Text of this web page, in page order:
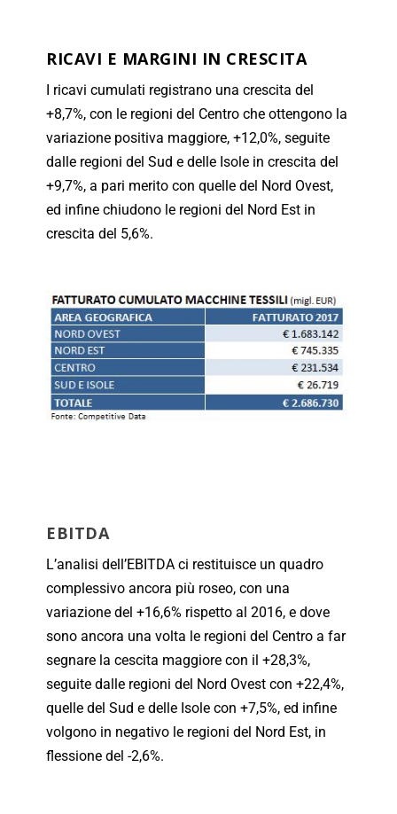
RICAVI E MARGINI IN CRESCITA
I ricavi cumulati registrano una crescita del
+8,7%, con le regioni del Centro che ottengono la
variazione positiva maggiore, +12,0%, seguite
dalle regioni del Sud e delle Isole in crescita del
+9,7%, a pari merito con quelle del Nord Ovest,
ed infine chiudono le regioni del Nord Est in
crescita del 5,6%.
EBITDA
L’analisi dell’EBITDA ci restituisce un quadro
complessivo ancora più roseo, con una
variazione del +16,6% rispetto al 2016, e dove
sono ancora una volta le regioni del Centro a far
segnare la cescita maggiore con il +28,3%,
seguite dalle regioni del Nord Ovest con +22,4%,
quelle del Sud e delle Isole con +7,5%, ed infine
volgono in negativo le regioni del Nord Est, in
flessione del -2,6%.